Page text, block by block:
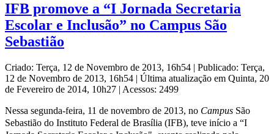
IFB promove a “I Jornada Secretaria
Escolar e Inclusão” no Campus São
Sebastião
Criado: Terça, 12 de Novembro de 2013, 16h54 | Publicado: Terça,
12 de Novembro de 2013, 16h54 | Última atualização em Quinta, 20
de Fevereiro de 2014, 10h27 | Acessos: 2499
Nessa segunda-feira, 11 de novembro de 2013, no Campus São
Sebastião do Instituto Federal de Brasília (IFB), teve início a “I